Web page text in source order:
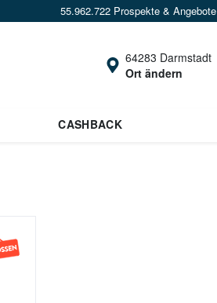
55.962.722 Prospekte & Angebote
64283 Darmstadt
Ort ändern
CASHBACK